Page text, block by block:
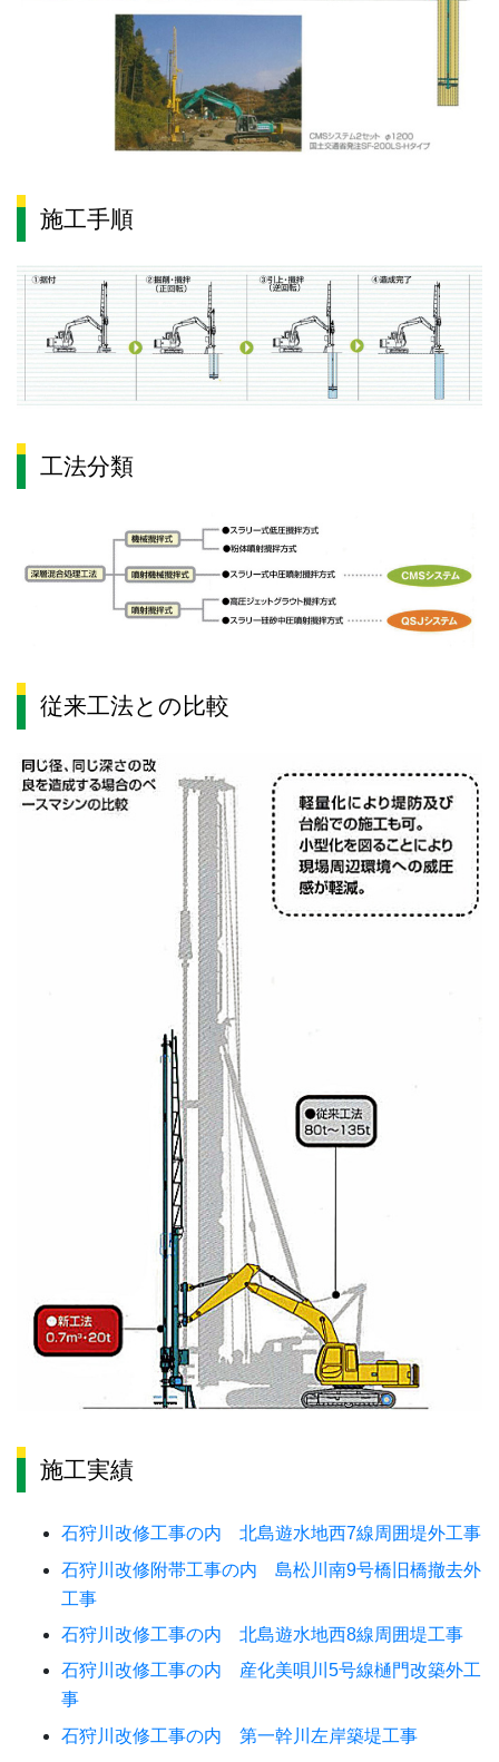
施工手順
工法分類
従来工法との比較
施工実績
石狩川改修工事の内 北島遊水地西7線周囲堤外工事
石狩川改修附帯工事の内 島松川南9号橋旧橋撤去外
工事
石狩川改修工事の内 北島遊水地西8線周囲堤工事
石狩川改修工事の内 産化美唄川5号線樋門改築外工
事
石狩川改修工事の内 第一幹川左岸築堤工事